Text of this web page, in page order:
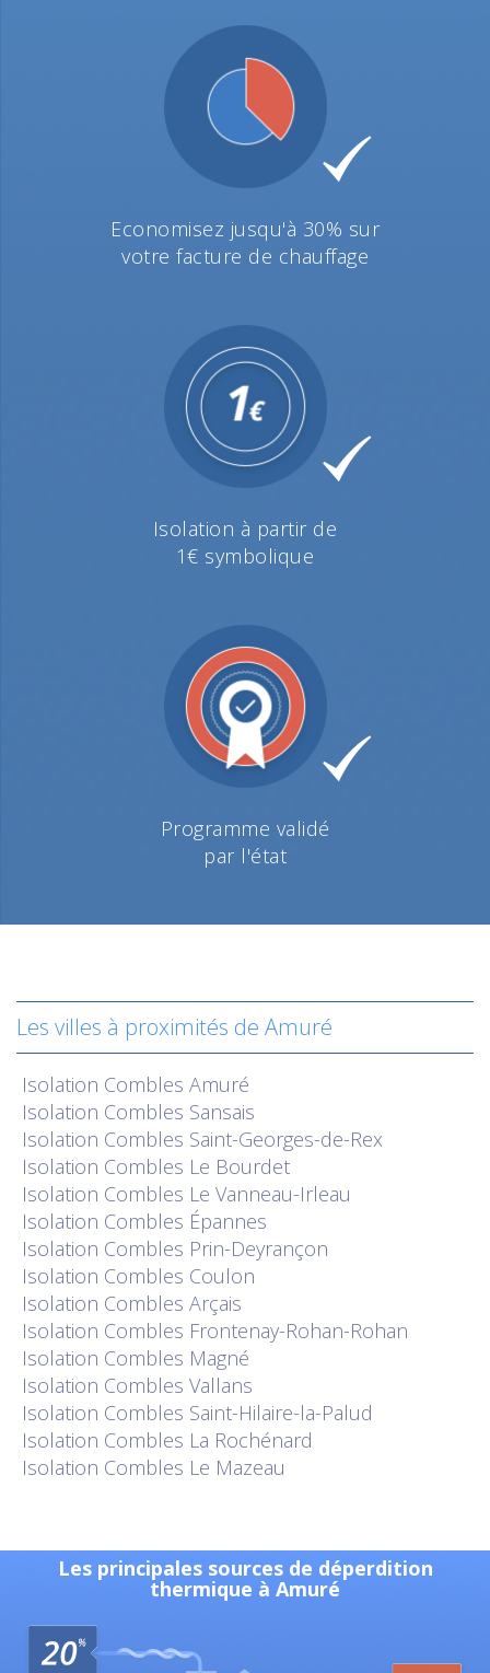
Economisez jusqu'à 30% sur
votre facture de chauffage
Isolation à partir de
1€ symbolique
Programme validé
par l'état
Les villes à proximités de Amuré
Isolation Combles Amuré
Isolation Combles Sansais
Isolation Combles Saint-Georges-de-Rex
Isolation Combles Le Bourdet
Isolation Combles Le Vanneau-Irleau
Isolation Combles Épannes
Isolation Combles Prin-Deyrançon
Isolation Combles Coulon
Isolation Combles Arçais
Isolation Combles Frontenay-Rohan-Rohan
Isolation Combles Magné
Isolation Combles Vallans
Isolation Combles Saint-Hilaire-la-Palud
Isolation Combles La Rochénard
Isolation Combles Le Mazeau
Les principales sources de déperdition
thermique à Amuré